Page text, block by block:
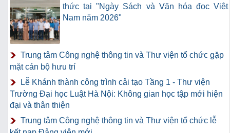
thức tại "Ngày Sách và Văn hóa đọc Việt
Nam năm 2026"
Trung tâm Công nghệ thông tin và Thư viện tổ chức gặp
mặt cán bộ hưu trí
Lễ Khánh thành công trình cải tạo Tầng 1 - Thư viện
Trường Đại học Luật Hà Nội: Không gian học tập mới hiện
đại và thân thiện
Trung tâm Công nghệ thông tin và Thư viện tổ chức lễ